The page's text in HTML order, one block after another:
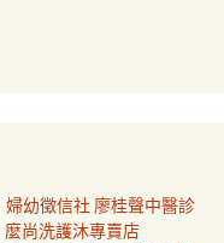
婦幼徵信社 廖桂聲中醫診
麼尚洗護沐專賣店